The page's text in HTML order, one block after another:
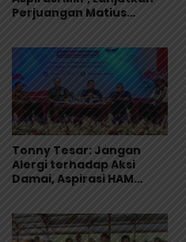
Perjuangan Matius
Masyarakat Adat
Tonny Tesar: Jangan
Alergi terhadap Aksi
Damai, Aspirasi HAM